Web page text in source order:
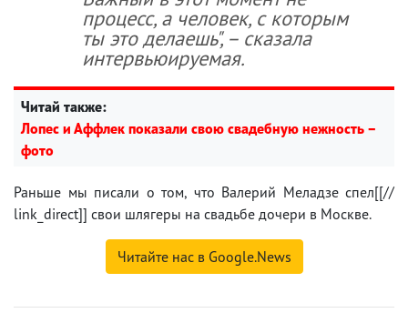
процесс, а человек, с которым
ты это делаешь", – сказала
интервьюируемая.
Читай также:
Лопес и Аффлек показали свою свадебную нежность –
фото
Раньше мы писали о том, что Валерий Меладзе спел[[//
link_direct]] свои шлягеры на свадьбе дочери в Москве.
Читайте нас в Google.News